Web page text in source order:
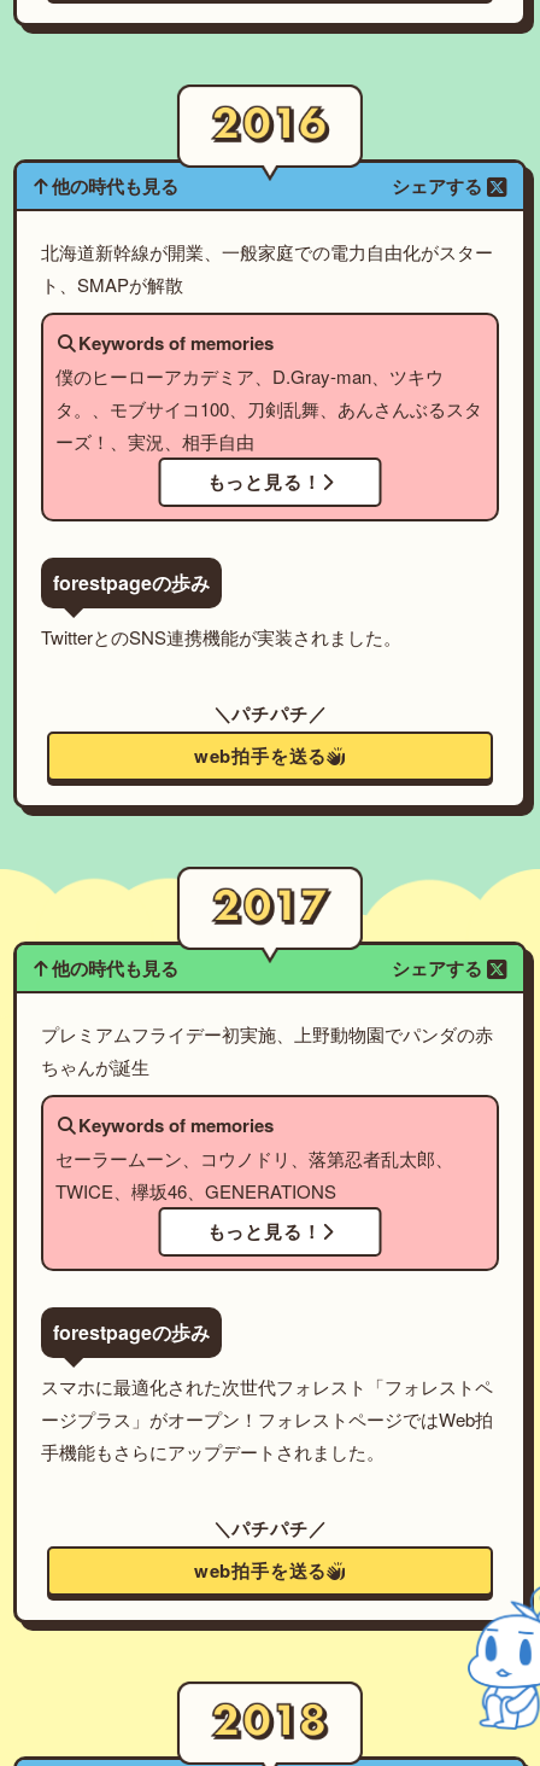
他の時代も見る シェアする
北海道新幹線が開業、一般家庭での電力自由化がスター
ト、SMAPが解散
Keywords of memories
僕のヒーローアカデミア、D.Gray-man、ツキウ
タ。、モブサイコ100、刀剣乱舞、あんさんぶるスタ
ーズ！、実況、相手自由
もっと見る！
forestpageの歩み
TwitterとのSNS連携機能が実装されました。
＼パチパチ／
web拍手を送る
他の時代も見る シェアする
プレミアムフライデー初実施、上野動物園でパンダの赤
ちゃんが誕生
Keywords of memories
セーラームーン、コウノドリ、落第忍者乱太郎、
TWICE、欅坂46、GENERATIONS
もっと見る！
forestpageの歩み
スマホに最適化された次世代フォレスト「フォレストペ
ージプラス」がオープン！フォレストページではWeb拍
手機能もさらにアップデートされました。
＼パチパチ／
web拍手を送る